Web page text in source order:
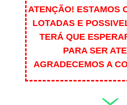
ATENÇÃO! ESTAMOS
LOTADAS E
TERÁ QUE
PARA SER
AGRADECEMOS A